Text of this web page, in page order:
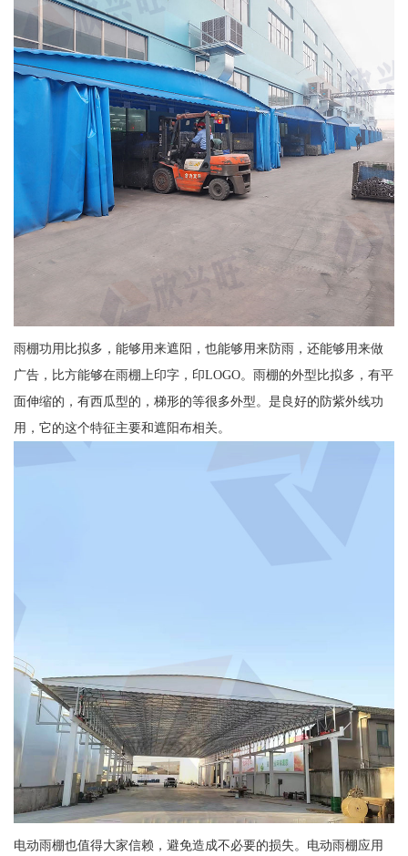
雨棚功用比拟多，能够用来遮阳，也能够用来防雨，还能够用来做
广告，比方能够在雨棚上印字，印LOGO。雨棚的外型比拟多，有平
面伸缩的，有西瓜型的，梯形的等很多外型。是良好的防紫外线功
用，它的这个特征主要和遮阳布相关。
电动雨棚也值得大家信赖，避免造成不必要的损失。电动雨棚应用